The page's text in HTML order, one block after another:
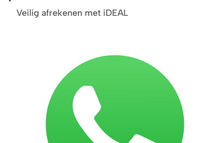
Veilig afrekenen met iDEAL